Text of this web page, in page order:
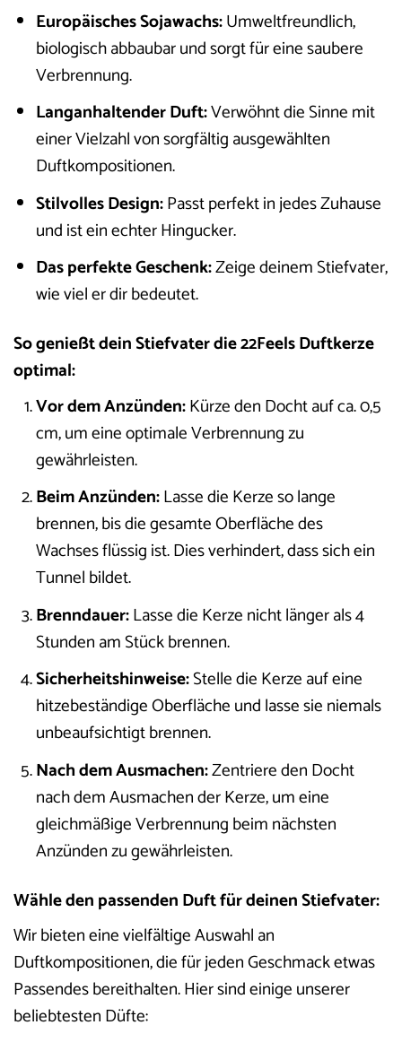
Europäisches Sojawachs:Umweltfreundlich,
biologisch abbaubar und sorgt für eine saubere
Verbrennung.
Langanhaltender Duft:Verwöhnt die Sinne mit
einer Vielzahl von sorgfältig ausgewählten
Duftkompositionen.
Stilvolles Design:Passt perfekt in jedes Zuhause
und ist ein echter Hingucker.
Das perfekte Geschenk:Zeige deinem Stiefvater,
wie viel er dir bedeutet.
So genießt dein Stiefvater die 22Feels Duftkerze
optimal:
Vor dem Anzünden:Kürze den Docht auf ca. 0,5
cm, um eine optimale Verbrennung zu
gewährleisten.
Beim Anzünden:Lasse die Kerze so lange
brennen, bis die gesamte Oberfläche des
Wachses flüssig ist. Dies verhindert, dass sich ein
Tunnel bildet.
Brenndauer:Lasse die Kerze nicht länger als 4
Stunden am Stück brennen.
Sicherheitshinweise:Stelle die Kerze auf eine
hitzebeständige Oberfläche und lasse sie niemals
unbeaufsichtigt brennen.
Nach dem Ausmachen:Zentriere den Docht
nach dem Ausmachen der Kerze, um eine
gleichmäßige Verbrennung beim nächsten
Anzünden zu gewährleisten.
Wähle den passenden Duft für deinen Stiefvater:
Wir bieten eine vielfältige Auswahl an
Duftkompositionen, die für jeden Geschmack etwas
Passendes bereithalten. Hier sind einige unserer
beliebtesten Düfte: